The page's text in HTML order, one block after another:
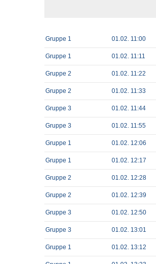
TORSCHÜTZEN
LIGA – SPIELPLAN
LIGA – TORSCHÜTZEN
LIGA – ZUSCHAUER
LIGA – FAIRNESSTABELLE
LIGA – WECHSELBÖRSE
PRESSE / MEDIEN
EISHOCKEY